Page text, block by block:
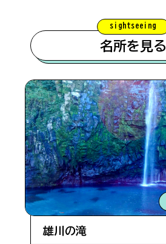
お知らせ
南大隅のあれこれ
ムービー
#体験
名所を見る
sightseeing
雄川の滝